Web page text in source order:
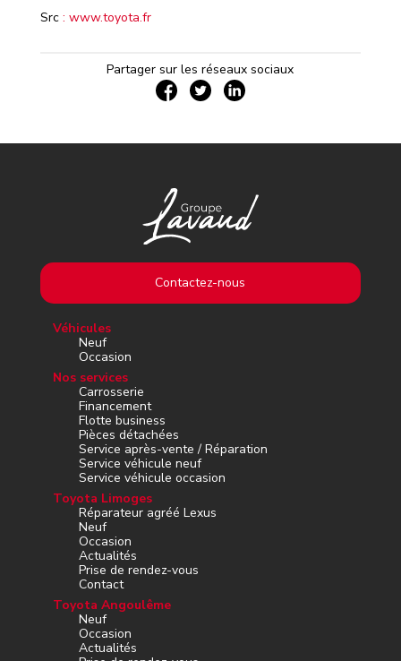
Src : www.toyota.fr
Partager sur les réseaux sociaux
Contactez-nous
Véhicules
Neuf
Occasion
Nos services
Carrosserie
Financement
Flotte business
Pièces détachées
Service après-vente / Réparation
Service véhicule neuf
Service véhicule occasion
Toyota Limoges
Réparateur agréé Lexus
Neuf
Occasion
Actualités
Prise de rendez-vous
Contact
Toyota Angoulême
Neuf
Occasion
Actualités